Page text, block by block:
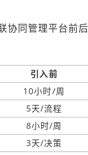
协同管理平台前
引入前
10小时/周
5天/流程
8小时/周
3天/决策